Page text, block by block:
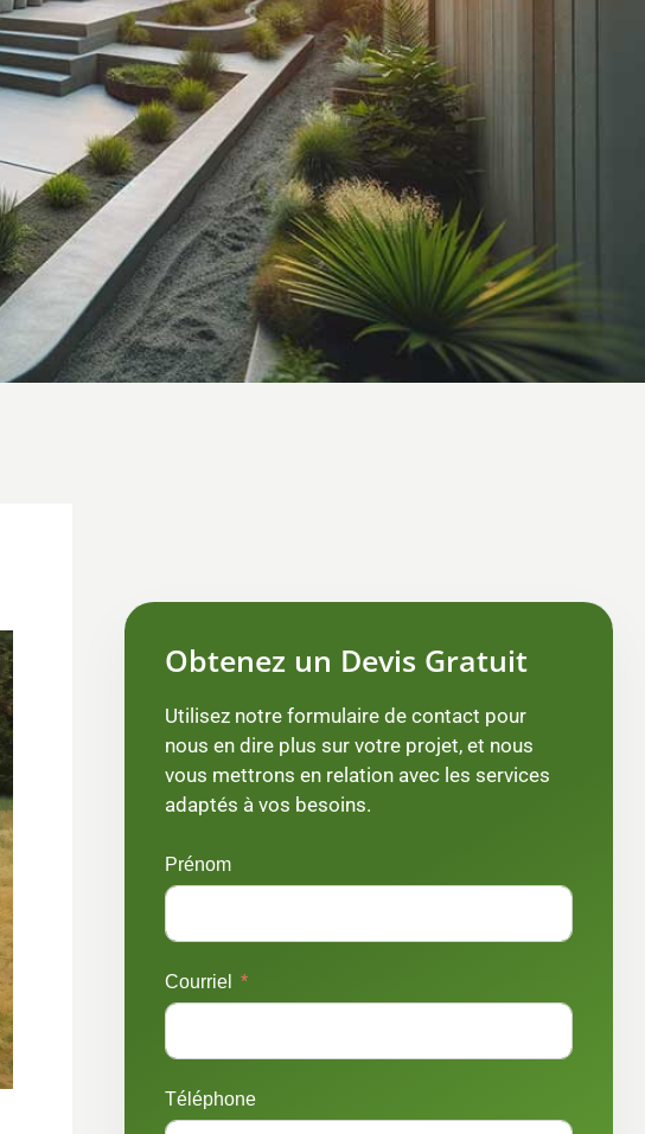
Obtenez un Devis Gratuit
Utilisez notre formulaire de contact pour
nous en dire plus sur votre projet, et nous
vous mettrons en relation avec les services
adaptés à vos besoins.
Prénom
Courriel
Téléphone